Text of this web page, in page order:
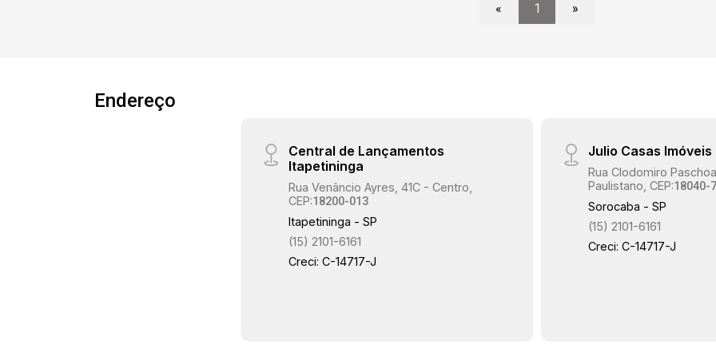
com cuba dupla acrescenta um toque
de sofisticação ao espaço. A edícula
banheiro, proporcionando um espaço
adicional versátil. A lavanderia é prática
e bem localizada. O espaço gourmet e
a piscina (9x4m, com 1,60m de
profundidade) tornam o imóvel ideal
para momentos de lazer. A área da
piscina é revestida com piso em pedra
« 1 »
Endereço
Central de Lançamentos
Itapetininga
Rua Venâncio Ayres, 41C - Centro,
CEP:18200-013
Itapetininga - SP
(15) 2101-6161
Creci: C-14717-J
Julio Casas Imóveis
Rua Clodomiro
Paulistano, CEP:18040-
Sorocaba - SP
(15) 2101-6161
Creci: C-14717-J